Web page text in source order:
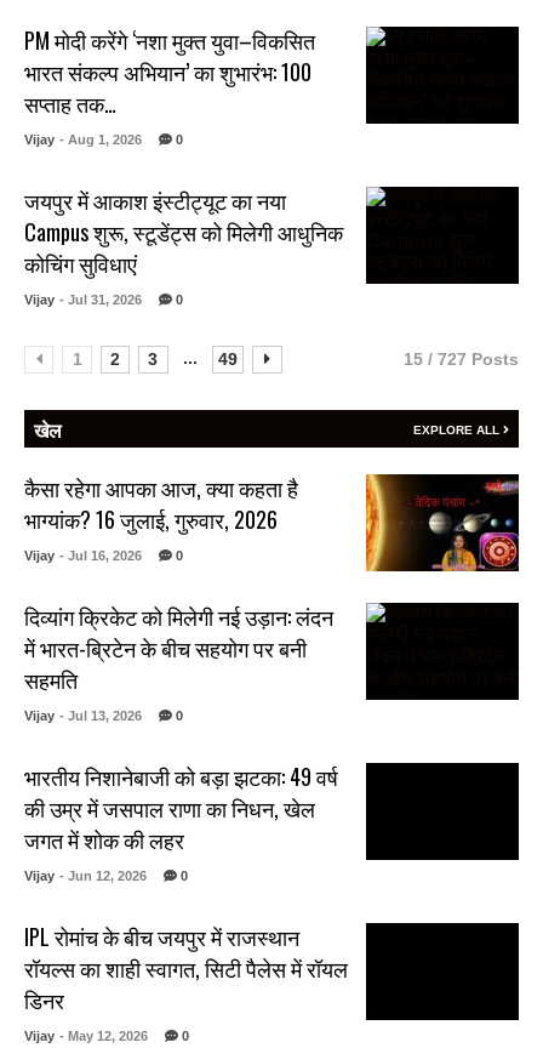
PM मोदी करेंगे ‘नशा मुक्त युवा–विकसित
भारत संकल्प अभियान’ का शुभारंभ: 100
सप्ताह तक…
Vijay - Aug 1, 2026 0
जयपुर में आकाश इंस्टीट्यूट का नया
Campus शुरू, स्टूडेंट्स को मिलेगी आधुनिक
कोचिंग सुविधाएं
Vijay - Jul 31, 2026 0
1 2 3 ... 49 15 / 727 Posts
खेल EXPLORE ALL
कैसा रहेगा आपका आज, क्या कहता है
भाग्यांक? 16 जुलाई, गुरुवार, 2026
Vijay - Jul 16, 2026 0
दिव्यांग क्रिकेट को मिलेगी नई उड़ान: लंदन
में भारत-ब्रिटेन के बीच सहयोग पर बनी
सहमति
Vijay - Jul 13, 2026 0
भारतीय निशानेबाजी को बड़ा झटका: 49 वर्ष
की उम्र में जसपाल राणा का निधन, खेल
जगत में शोक की लहर
Vijay - Jun 12, 2026 0
IPL रोमांच के बीच जयपुर में राजस्थान
रॉयल्स का शाही स्वागत, सिटी पैलेस में रॉयल
डिनर
Vijay - May 12, 2026 0